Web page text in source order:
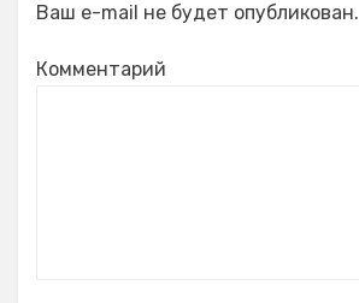
Ваш e-mail не будет опубликован.
Комментарий